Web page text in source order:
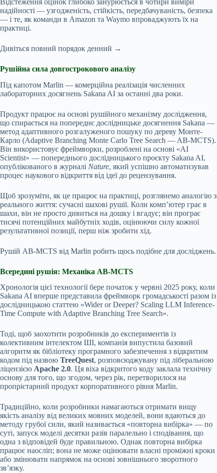
надійності — узгодженість, стійкість, передбачуваність, безпека
— і те, як команди в Amazon та Waymo впроваджують їх на
практиці.
Дивіться повний порядок денний →
Рушійна сила довгострокового аналізу
Під капотом Marlin — комерційна реалізація численних
лабораторних досягнень Sakana AI за останні два роки.
Продукт працює на основі рушійного механізму дослідження,
що спирається на попереднє дослідницьке досягнення Sakana —
метод адаптивного розгалуженого пошуку по дереву Монте-
Карло (Adaptive Branching Monte Carlo Tree Search — AB-MCTS).
Він використовує фреймворки, розроблені на основі «AI
Scientist» — попереднього дослідницького проєкту Sakana AI,
опублікованого в журналі Nature, який успішно автоматизував
процес наукового відкриття від ідеї до рецензування.
Щоб зрозуміти, як це працює на практиці, розглянемо аналогію з
реального життя: сучасні шахові рушії. Коли комп’ютер грає в
шахи, він не просто дивиться на дошку і вгадує; він програє
тисячі потенційних майбутніх ходів, оцінюючи силу кожної
результативної позиції, перш ніж зробити хід.
Рушій AB-MCTS від Marlin робить щось подібне для досліджень.
Всередині рушія: Механіка AB-MCTS
Хронологія цієї технології бере початок у червні 2025 року, коли
Sakana AI вперше представила фреймворк громадськості разом із
дослідницькою статтею «Wider or Deeper? Scaling LLM Inference-
Time Compute with Adaptive Branching Tree Search».
Тоді, щоб заохотити розробників до експериментів із
колективним інтелектом ШІ, компанія випустила базовий
алгоритм як бібліотеку програмного забезпечення з відкритим
кодом під назвою TreeQuest, розповсюджувану під ліберальною
ліцензією Apache 2.0. Ця віха відкритого коду заклала технічну
основу для того, що згодом, через рік, перетворилося на
пропрієтарний продукт корпоративного рівня Marlin.
Традиційно, коли розробники намагаються отримати вищу
якість аналізу від великих мовних моделей, вони вдаються до
методу грубої сили, який називається «повторна вибірка» — по
суті, запуск моделі десятки разів паралельно і сподівання, що
одна з відповідей буде правильною. Однак повторна вибірка
працює наосліп; вона не може оцінювати власні проміжні кроки
або змінювати напрямок на основі зовнішнього зворотного
зв’язку.